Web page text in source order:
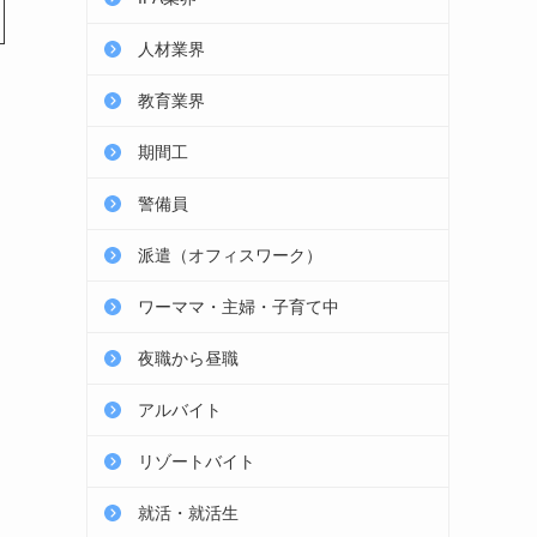
人材業界
教育業界
期間工
警備員
派遣（オフィスワーク）
ワーママ・主婦・子育て中
夜職から昼職
アルバイト
リゾートバイト
就活・就活生